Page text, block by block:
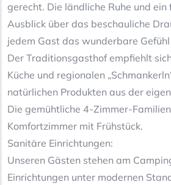
gerecht. Die ländliche Ruhe und
Ausblick über das beschauliche
jedem Gast das wunderbare
Der Traditionsgasthof empfiehlt
Küche und regionalen
natürlichen Produkten aus der
Die gemühtliche 4-Zimmer-
Komfortzimmer mit Frühstück.
Sanitäre Einrichtungen:
Unseren Gästen stehen am
Einrichtungen unter modernen